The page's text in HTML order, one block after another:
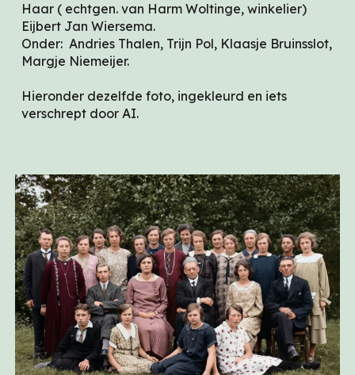
Haar ( echtgen. van Harm Woltinge, winkelier)
Eijbert Jan Wiersema.
Onder: Andries Thalen, Trijn Pol, Klaasje Bruinsslot,
Margje Niemeijer.
Hieronder dezelfde foto, ingekleurd en iets
verschrept door AI.